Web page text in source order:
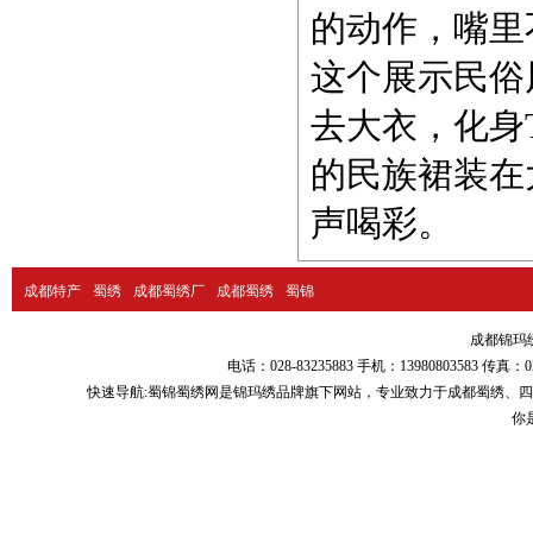
的动作，嘴
这个展示民
去大衣，化
的民族裙装
声喝彩。
成都特产 蜀绣 成都蜀绣厂 成都蜀绣 蜀锦
成都锦玛
电话：028-83235883 手机：13980803583 传真
快速导航:蜀锦蜀绣网是锦玛绣品牌旗下网站，专业致力于成都蜀绣、
你